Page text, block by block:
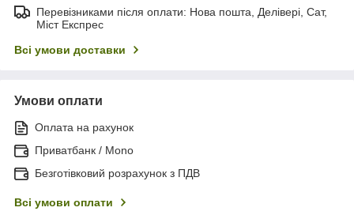
Перевізниками після оплати: Нова пошта, Делівері, Сат,
Міст Експрес
Всі умови доставки
Умови оплати
Оплата на рахунок
Приватбанк / Mono
Безготівковий розрахунок з ПДВ
Всі умови оплати